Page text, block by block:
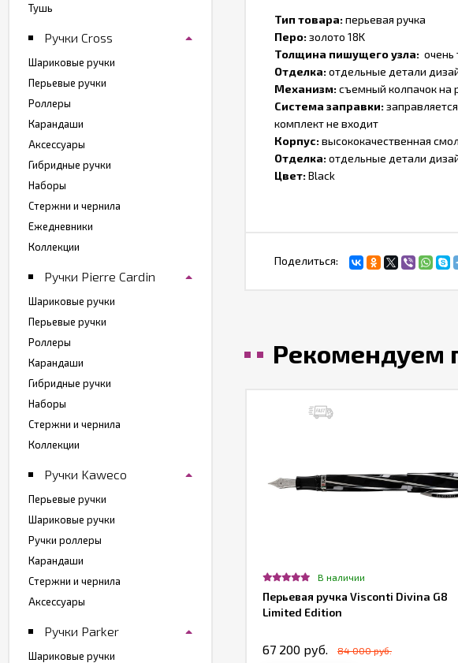
Тип товара:перьевая ручка
Перо:золото 18K
Толщина пишущего узла: очень
Отделка:отдельные детали
Механизм:съемный колпачок на
Система заправки:
комплект не входит
Корпус:высококачественная
Отделка:отдельные детали
Цвет:Black
Поделиться:
Рекомендуем
в наличии
ручка Pelikan Souveran M 805,
and Blue СT
000 руб.
В наличии
Перьевая ручка Visconti Divina G8
Limited Edition
67 200 руб. 84 000 руб.
Тушь
Ручки Cross
Шариковые ручки
Перьевые ручки
Роллеры
Карандаши
Аксессуары
Гибридные ручки
Наборы
Стержни и чернила
Ежедневники
Коллекции
Ручки Pierre Cardin
Шариковые ручки
Перьевые ручки
Роллеры
Карандаши
Гибридные ручки
Наборы
Стержни и чернила
Коллекции
Ручки Kaweco
Перьевые ручки
Шариковые ручки
Ручки роллеры
Карандаши
Стержни и чернила
Аксессуары
Ручки Parker
Шариковые ручки